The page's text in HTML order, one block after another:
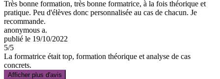
Très bonne formation, très bonne formatrice, à la fois théorique et
pratique. Peu d'élèves donc personnalisée au cas de chacun. Je
recommande.
anonymous a.
publié le 19/10/2022
5/5
La formatrice était top, formation théorique et analyse de cas
concrets.
Afficher plus d'avis